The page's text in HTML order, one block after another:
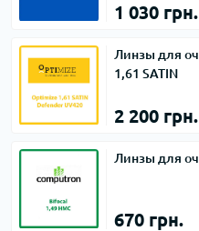
1 030 грн.
Линзы для
1,61 SATIN
2 200 грн.
Линзы для
670 грн.